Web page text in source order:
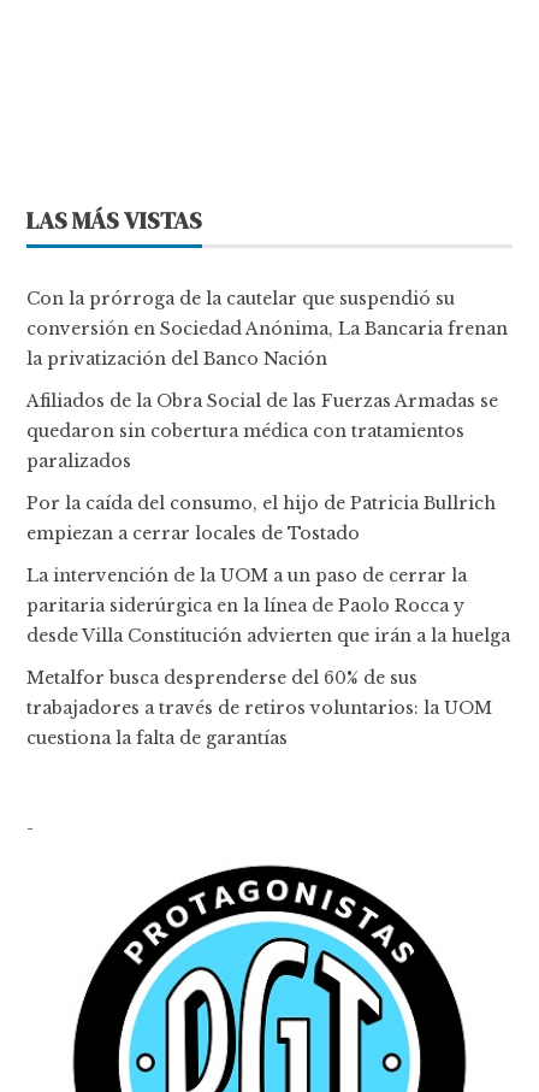
LAS MÁS VISTAS
Con la prórroga de la cautelar que suspendió su
conversión en Sociedad Anónima, La Bancaria frenan
la privatización del Banco Nación
Afiliados de la Obra Social de las Fuerzas Armadas se
quedaron sin cobertura médica con tratamientos
paralizados
Por la caída del consumo, el hijo de Patricia Bullrich
empiezan a cerrar locales de Tostado
La intervención de la UOM a un paso de cerrar la
paritaria siderúrgica en la línea de Paolo Rocca y
desde Villa Constitución advierten que irán a la huelga
Metalfor busca desprenderse del 60% de sus
trabajadores a través de retiros voluntarios: la UOM
cuestiona la falta de garantías
-